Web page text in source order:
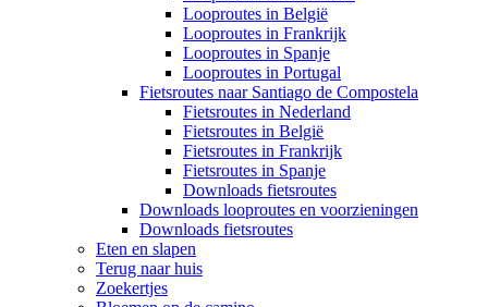
Looproutes in België
Looproutes in Frankrijk
Looproutes in Spanje
Looproutes in Portugal
Fietsroutes naar Santiago de Compostela
Fietsroutes in Nederland
Fietsroutes in België
Fietsroutes in Frankrijk
Fietsroutes in Spanje
Downloads fietsroutes
Downloads looproutes en voorzieningen
Downloads fietsroutes
Eten en slapen
Terug naar huis
Zoekertjes